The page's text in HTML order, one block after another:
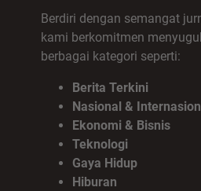
Berdiri dengan semangat
kami berkomitmen
berbagai kategori seperti:
Berita Terkini
Nasional &
Ekonomi & Bisnis
Teknologi
Gaya Hidup
Hiburan